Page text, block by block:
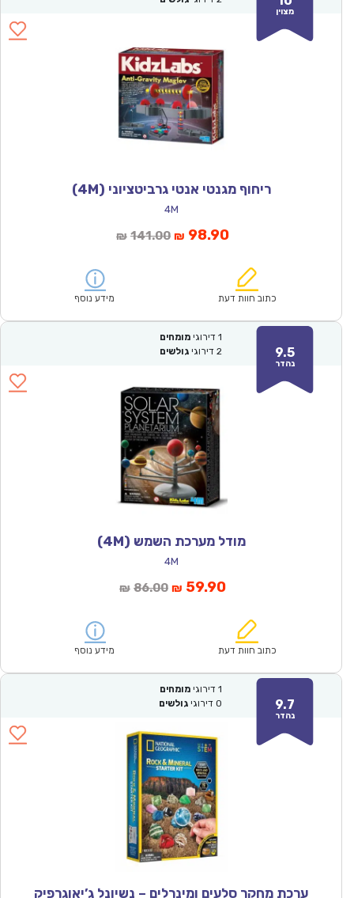
מצוין
ריחוף מגנטי אנטי גרביטציוני (4M)
4M
₪ 141.00המחיר
₪141.00.
₪ 98.90המחיר
הוא:
כתוב חוות דעת מידע נוסף
9.5
נהדר
1 דירוגי מומחים
2 דירוגי גולשים
מודל מערכת השמש (4M)
4M
₪ 86.00המחיר
₪86.00.
₪ 59.90המחיר
הוא:
כתוב חוות דעת מידע נוסף
9.7
נהדר
1 דירוגי מומחים
0 דירוגי גולשים
ערכת מחקר סלעים ומינרלים – נשיונל ג’יאוגרפיק